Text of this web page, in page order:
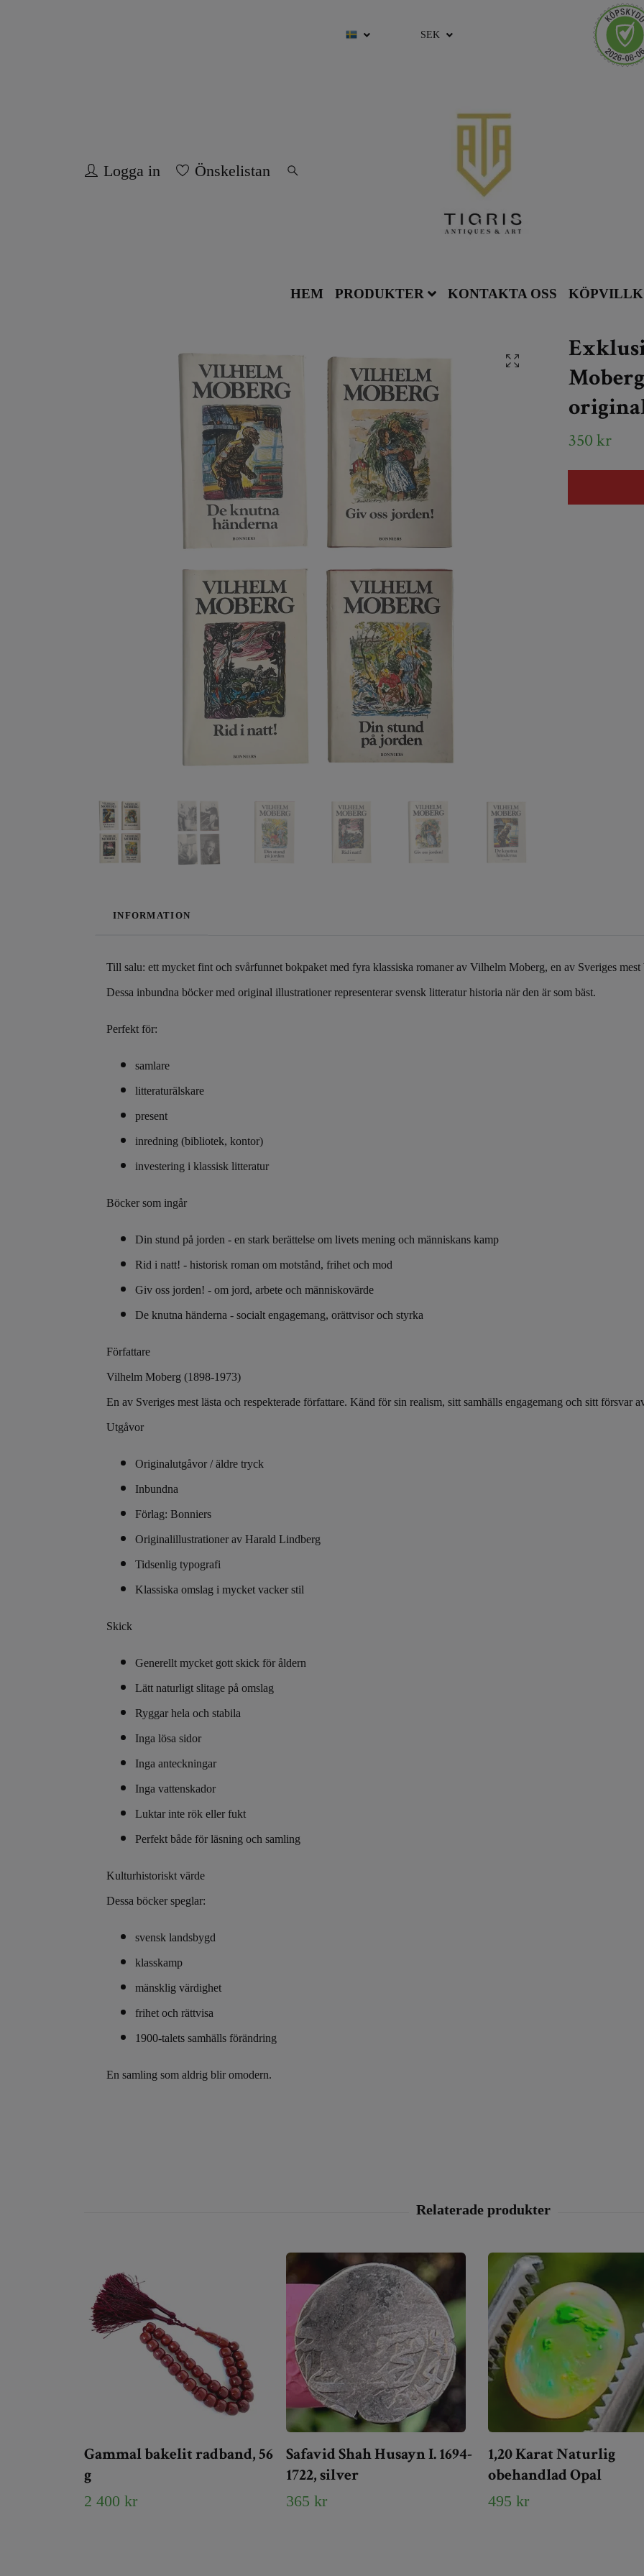
SEK
Logga in Önskelistan
HEM PRODUKTER KONTAKTA OSS
350 kr
INFORMATION
Till salu: ett mycket fint och svårfunnet bokpaket med fyra klassiska romaner av Vilhelm Moberg, en av Sveriges
Dessa inbundna böcker med original illustrationer representerar svensk litteratur historia när den är som bäst.
Perfekt för:
samlare
litteraturälskare
present
inredning (bibliotek, kontor)
investering i klassisk litteratur
Böcker som ingår
Din stund på jorden - en stark berättelse om livets mening och människans kamp
Rid i natt! - historisk roman om motstånd, frihet och mod
Giv oss jorden! - om jord, arbete och människovärde
De knutna händerna - socialt engagemang, orättvisor och styrka
Författare
Vilhelm Moberg (1898-1973)
En av Sveriges mest lästa och respekterade författare. Känd för sin realism, sitt samhälls engagemang och sitt försvar
Utgåvor
Originalutgåvor / äldre tryck
Inbundna
Förlag: Bonniers
Originalillustrationer av Harald Lindberg
Tidsenlig typografi
Klassiska omslag i mycket vacker stil
Skick
Generellt mycket gott skick för åldern
Lätt naturligt slitage på omslag
Ryggar hela och stabila
Inga lösa sidor
Inga anteckningar
Inga vattenskador
Luktar inte rök eller fukt
Perfekt både för läsning och samling
Kulturhistoriskt värde
Dessa böcker speglar:
svensk landsbygd
klasskamp
mänsklig värdighet
frihet och rättvisa
1900-talets samhälls förändring
En samling som aldrig blir omodern.
Gammal bakelit radband, 56
g
2 400 kr
Safavid Shah Husayn I. 1694-
1722, silver
365 kr
1,20 Karat Naturlig
obehandlad Opal
495 kr